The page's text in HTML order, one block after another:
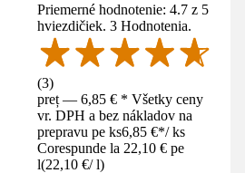
Priemerné hodnotenie: 4.7 z 5
hviezdičiek. 3 Hodnotenia.
(3)
preț — 6,85 € * Všetky ceny
vr. DPH a bez nákladov na
prepravu pe ks6,85 €*/ ks
Corespunde la 22,10 € pe
l(22,10 €/ l)